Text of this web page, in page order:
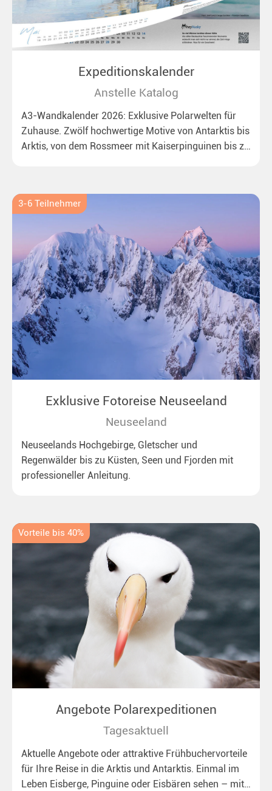
Expeditionskalender
Anstelle Katalog
A3-Wandkalender 2026: Exklusive Polarwelten für
Zuhause. Zwölf hochwertige Motive von Antarktis bis
Arktis, von dem Rossmeer mit Kaiserpinguinen bis zu
3-6 Teilnehmer
Exklusive Fotoreise Neuseeland
Neuseeland
Neuseelands Hochgebirge, Gletscher und
Regenwälder bis zu Küsten, Seen und Fjorden mit
professioneller Anleitung.
Vorteile bis 40%
Angebote Polarexpeditionen
Tagesaktuell
Aktuelle Angebote oder attraktive Frühbuchervorteile
für Ihre Reise in die Arktis und Antarktis. Einmal im
Leben Eisberge, Pinguine oder Eisbären sehen – mit